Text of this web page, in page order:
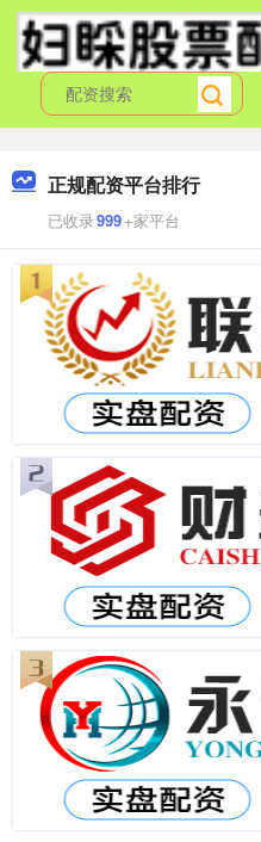
正规配资平台排行
已收录999+家平台